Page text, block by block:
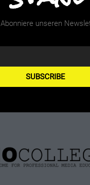
Abonniere unseren
SUBSCRIBE